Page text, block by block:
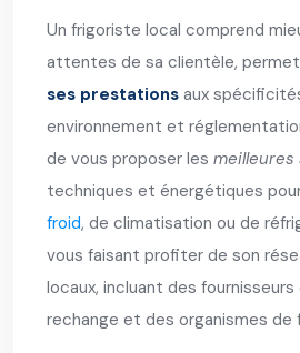
Un frigoriste local comprend
attentes de sa clientèle,
ses prestations aux
environnement et
de vous proposer les meilleures
techniques et énergétiques
froid, de climatisation ou de
vous faisant profiter de son
locaux, incluant des
rechange et des organismes de